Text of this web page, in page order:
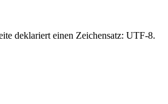
deklariert einen Zeichensatz: UTF-8.